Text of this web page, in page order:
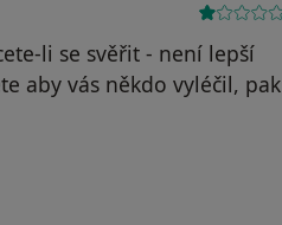
li se svěřit - není lepší
aby vás někdo vyléčil, pak